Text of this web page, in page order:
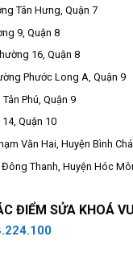
Tân Hưng, Quận 7
9, Quận 8
16, Quận 8
Phước Long A, Quận 9
Phú, Quận 9
Quận 10
Văn Hai, Huyện Bình
Thanh, Huyện Hóc
ĐIỂM SỬA KHOÁ